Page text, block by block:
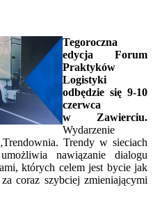
Tegoroczna
edycja Forum
Praktyków
Logistyki
odbędzie się 9-10
czerwca
w Zawierciu.
Wydarzenie
Trendy w sieciach
nawiązanie dialogu
których celem jest bycie jak
coraz szybciej zmieniającymi